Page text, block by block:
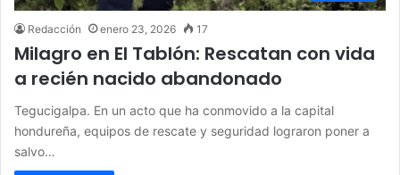
Redacción enero 23, 2026 17
Milagro en El Tablón: Rescatan con vida
a recién nacido abandonado
Tegucigalpa. En un acto que ha conmovido a la capital
hondureña, equipos de rescate y seguridad lograron poner a
salvo…